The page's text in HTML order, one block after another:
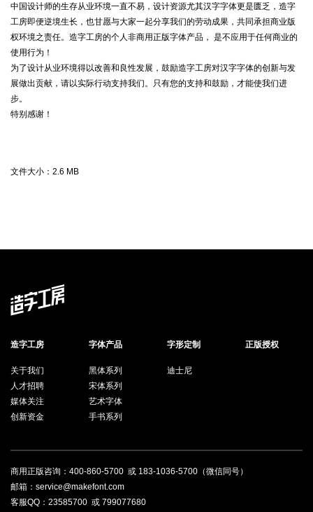
中国设计师的生存从业环境一直不易，设计资源尤其汉字字体更是匮乏，造字
工房即便逆境生长，也甘愿与大家一起分享我们的劳动成果，共同承担商业版
权环境之责任。造字工房的个人非商用正版字体产品， 是不应用于任何商业的
使用行为！
为了设计从业环境得以改善和良性发展，鼓励造字工房对汉字字体的创新与发
展做出贡献，请以实际行动支持我们。只有您的支持和鼓励，才能使我们进
步。
特别感谢！
文件大小： 2.6 MB
造字工房
关于我们
人才招聘
媒体关注
创新资金
字体产品
黑体系列
宋体系列
艺术字体
手书系列
字形定制
迪士尼
正版授权
商用正版咨询： 400-860-5700 或 183-1036-5700 （微信同号）
邮箱：service@makefont.com
客服QQ： 23585700 或 799077680